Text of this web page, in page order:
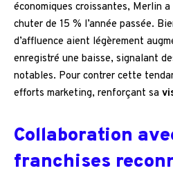
économiques croissantes, Merlin
chuter de 15 % l’année passée.
d’affluence aient légèrement
enregistré une baisse, signalant
notables. Pour contrer cette
efforts marketing, renforçant sa
Collaboration
franchises